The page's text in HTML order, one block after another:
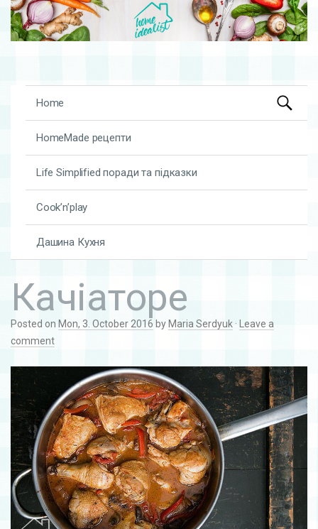
Skip to content
Home
HomeMade рецепти
Life Simplified поради та підказки
Cook’n’play
Дашина Кухня
Search
for:
Качіаторе
Posted on Mon, 3. October 2016 by Maria Serdyuk ·
Leave a
comment